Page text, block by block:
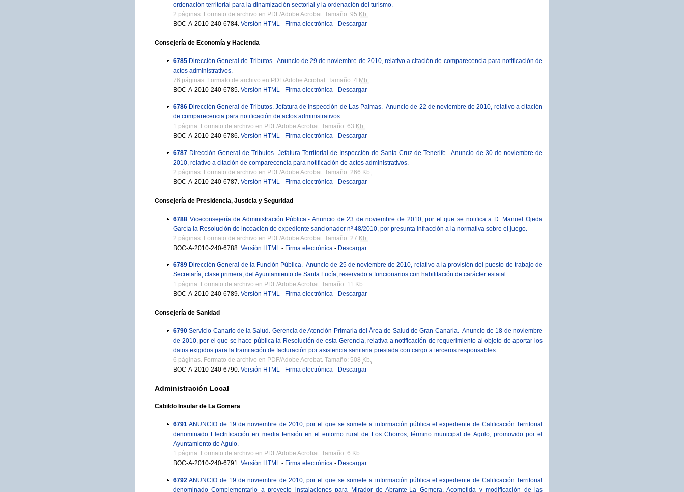
ordenación territorial para la dinamización sectorial y la ordenación del turismo.
2 páginas. Formato de archivo en PDF/Adobe Acrobat. Tamaño: 95 Kb.
BOC-A-2010-240-6784. Versión HTML - Firma electrónica - Descargar
Consejería de Economía y Hacienda
6785 Dirección General de Tributos.- Anuncio de 29 de noviembre de 2010, relativo a citación de comparecencia para notificación de
actos administrativos.
76 páginas. Formato de archivo en PDF/Adobe Acrobat. Tamaño: 4 Mb.
BOC-A-2010-240-6785. Versión HTML - Firma electrónica - Descargar
6786 Dirección General de Tributos. Jefatura de Inspección de Las Palmas.- Anuncio de 22 de noviembre de 2010, relativo a citación
de comparecencia para notificación de actos administrativos.
1 página. Formato de archivo en PDF/Adobe Acrobat. Tamaño: 63 Kb.
BOC-A-2010-240-6786. Versión HTML - Firma electrónica - Descargar
6787 Dirección General de Tributos. Jefatura Territorial de Inspección de Santa Cruz de Tenerife.- Anuncio de 30 de noviembre de
2010, relativo a citación de comparecencia para notificación de actos administrativos.
2 páginas. Formato de archivo en PDF/Adobe Acrobat. Tamaño: 266 Kb.
BOC-A-2010-240-6787. Versión HTML - Firma electrónica - Descargar
Consejería de Presidencia, Justicia y Seguridad
6788 Viceconsejería de Administración Pública.- Anuncio de 23 de noviembre de 2010, por el que se notifica a D. Manuel Ojeda
García la Resolución de incoación de expediente sancionador nº 48/2010, por presunta infracción a la normativa sobre el juego.
2 páginas. Formato de archivo en PDF/Adobe Acrobat. Tamaño: 27 Kb.
BOC-A-2010-240-6788. Versión HTML - Firma electrónica - Descargar
6789 Dirección General de la Función Pública.- Anuncio de 25 de noviembre de 2010, relativo a la provisión del puesto de trabajo de
Secretaría, clase primera, del Ayuntamiento de Santa Lucía, reservado a funcionarios con habilitación de carácter estatal.
1 página. Formato de archivo en PDF/Adobe Acrobat. Tamaño: 11 Kb.
BOC-A-2010-240-6789. Versión HTML - Firma electrónica - Descargar
Consejería de Sanidad
6790 Servicio Canario de la Salud. Gerencia de Atención Primaria del Área de Salud de Gran Canaria.- Anuncio de 18 de noviembre
de 2010, por el que se hace pública la Resolución de esta Gerencia, relativa a notificación de requerimiento al objeto de aportar los
datos exigidos para la tramitación de facturación por asistencia sanitaria prestada con cargo a terceros responsables.
6 páginas. Formato de archivo en PDF/Adobe Acrobat. Tamaño: 508 Kb.
BOC-A-2010-240-6790. Versión HTML - Firma electrónica - Descargar
Administración Local
Cabildo Insular de La Gomera
6791 ANUNCIO de 19 de noviembre de 2010, por el que se somete a información pública el expediente de Calificación Territorial
denominado Electrificación en media tensión en el entorno rural de Los Chorros, término municipal de Agulo, promovido por el
Ayuntamiento de Agulo.
1 página. Formato de archivo en PDF/Adobe Acrobat. Tamaño: 6 Kb.
BOC-A-2010-240-6791. Versión HTML - Firma electrónica - Descargar
6792 ANUNCIO de 19 de noviembre de 2010, por el que se somete a información pública el expediente de Calificación Territorial
denominado Complementario a proyecto instalaciones para Mirador de Abrante-La Gomera. Acometida y modificación de las